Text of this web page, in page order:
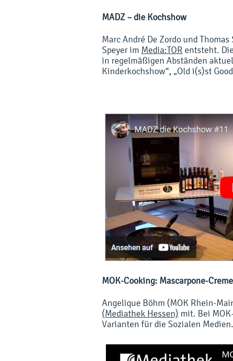
MADZ – die Kochshow
Marc André De Zordo und
Speyer im Media:TOR entsteht.
in regelmäßigen Abständen
Kinderkochshow“, „Old i(s)st
MOK-Cooking: Mascarpone-Creme
Angelique Böhm (MOK Rhein-
(Mediathek Hessen) mit. Bei
Varianten für die Sozialen Medien.